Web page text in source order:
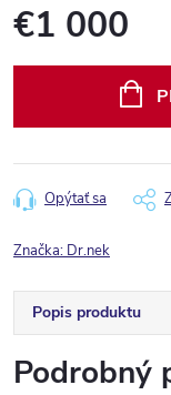
€1 000
Opýtať sa
Značka: Dr.nek
Popis produktu
Podrobný